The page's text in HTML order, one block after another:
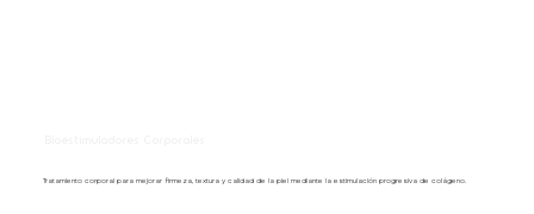
Tratamiento corporal para mejorar firmeza, textura y calidad de la piel mediante la estimulación progresiva de colágeno.